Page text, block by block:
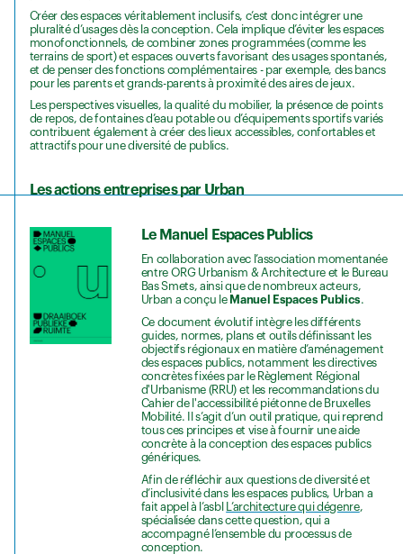
Créer des espaces véritablement inclusifs, c’est donc intégrer une
pluralité d’usages dès la conception. Cela implique d’éviter les espaces
monofonctionnels, de combiner zones programmées (comme les
terrains de sport) et espaces ouverts favorisant des usages spontanés,
et de penser des fonctions complémentaires - par exemple, des bancs
pour les parents et grands-parents à proximité des aires de jeux.
Les perspectives visuelles, la qualité du mobilier, la présence de points
de repos, de fontaines d’eau potable ou d’équipements sportifs variés
contribuent également à créer des lieux accessibles, confortables et
attractifs pour une diversité de publics.
Les actions entreprises par Urban
Le Manuel Espaces Publics
En collaboration avec l’association momentanée
entre ORG Urbanism & Architecture et le Bureau
Bas Smets, ainsi que de nombreux acteurs,
Urban a conçu le Manuel Espaces Publics.
Ce document évolutif intègre les différents
guides, normes, plans et outils définissant les
objectifs régionaux en matière d’aménagement
des espaces publics, notamment les directives
concrètes fixées par le Règlement Régional
d'Urbanisme (RRU) et les recommandations du
Cahier de l'accessibilité piétonne de Bruxelles
Mobilité. Il s’agit d’un outil pratique, qui reprend
tous ces principes et vise à fournir une aide
concrète à la conception des espaces publics
génériques.
Afin de réfléchir aux questions de diversité et
d’inclusivité dans les espaces publics, Urban a
fait appel à l’asbl
L’architecture qui dégenre,
spécialisée dans cette question, qui a
accompagné l’ensemble du processus de
conception.